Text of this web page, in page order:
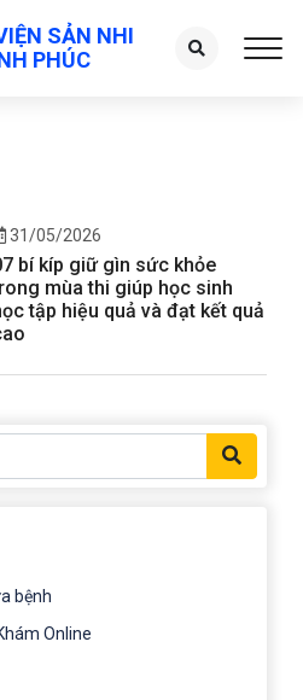
SẢN NHI
PHÚC
31/05/2026
bí kíp giữ gìn sức khỏe
mùa thi giúp học sinh
tập hiệu quả và đạt kết quả
bệnh
Online